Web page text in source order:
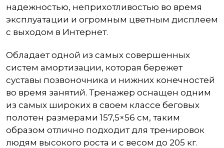
надежностью, неприхотливостью во время
эксплуатации и огромным цветным дисплеем
с выходом в Интернет.
Обладает одной из самых совершенных
систем амортизации, которая бережет
суставы позвоночника и нижних конечностей
во время занятий. Тренажер оснащен одним
из самых широких в своем классе беговых
полотен размерами 157,5×56 см, таким
образом отлично подходит для тренировок
людям высокого роста и с весом до 205 кг.